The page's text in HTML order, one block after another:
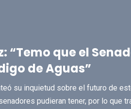
“Temo que el
de Aguas”
su inquietud sobre el futuro de
pudieran tener, por lo que